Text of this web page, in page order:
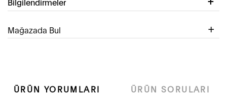
Mağazada Bul
ÜRÜN YORUMLARI ÜRÜN SORULARI